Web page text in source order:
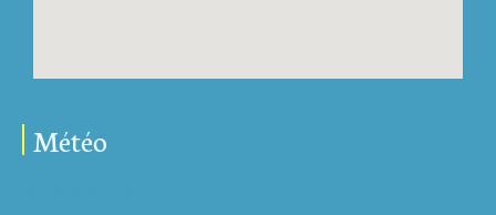
Météo